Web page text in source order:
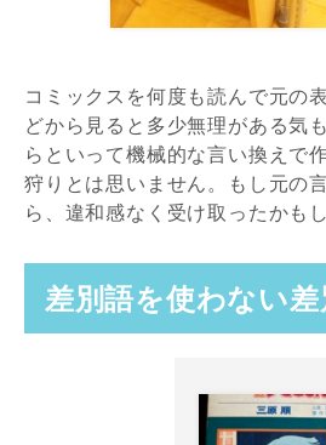
コミックスを何度も読んで元の
どから見ると多少無理がある気
らといって機械的な言い換えで
狩りとは思いません。もし元の
ら、違和感なく受け取ったかも
差別語を使わない